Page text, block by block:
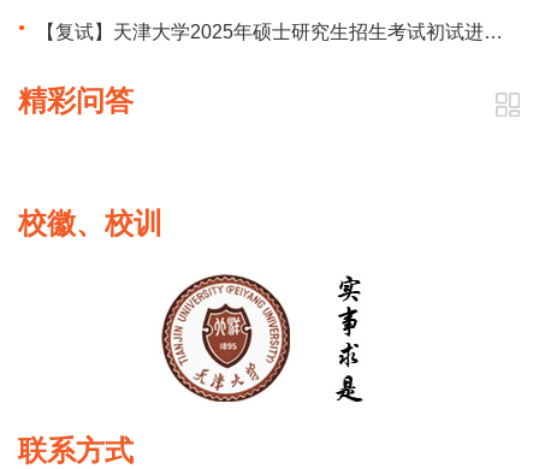
【复试】天津大学2025年硕士研究生招生考试初试进入复试基本分数要求
精彩问答
校徽、校训
联系方式